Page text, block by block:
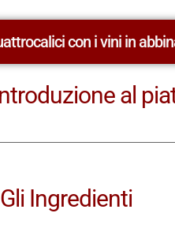
con i vini in
al
Ingredienti